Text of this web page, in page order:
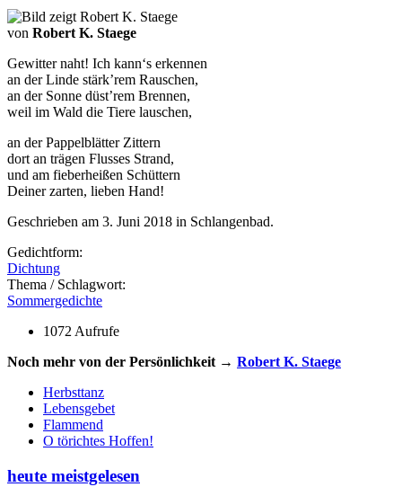
von Robert K. Staege
Gewitter naht! Ich kann‘s erkennen
an der Linde stärk’rem Rauschen,
an der Sonne düst’rem Brennen,
weil im Wald die Tiere lauschen,
an der Pappelblätter Zittern
dort an trägen Flusses Strand,
und am fieberheißen Schüttern
Deiner zarten, lieben Hand!
Geschrieben am 3. Juni 2018 in Schlangenbad.
Gedichtform:
Dichtung
Thema / Schlagwort:
Sommergedichte
1072 Aufrufe
Noch mehr von der Persönlichkeit → Robert K. Staege
Herbsttanz
Lebensgebet
Flammend
O törichtes Hoffen!
heute meistgelesen